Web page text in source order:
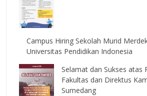
Campus Hiring Sekolah Murid
Universitas Pendidikan Indonesia
Selamat dan Sukses atas
Fakultas dan Direktus
Sumedang